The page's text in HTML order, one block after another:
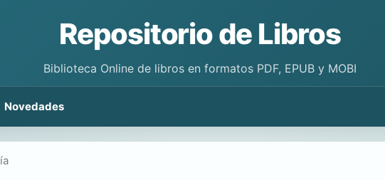
Repositorio de Libros
Biblioteca Online de libros en formatos PDF, EPUB y MOBI
Novedades